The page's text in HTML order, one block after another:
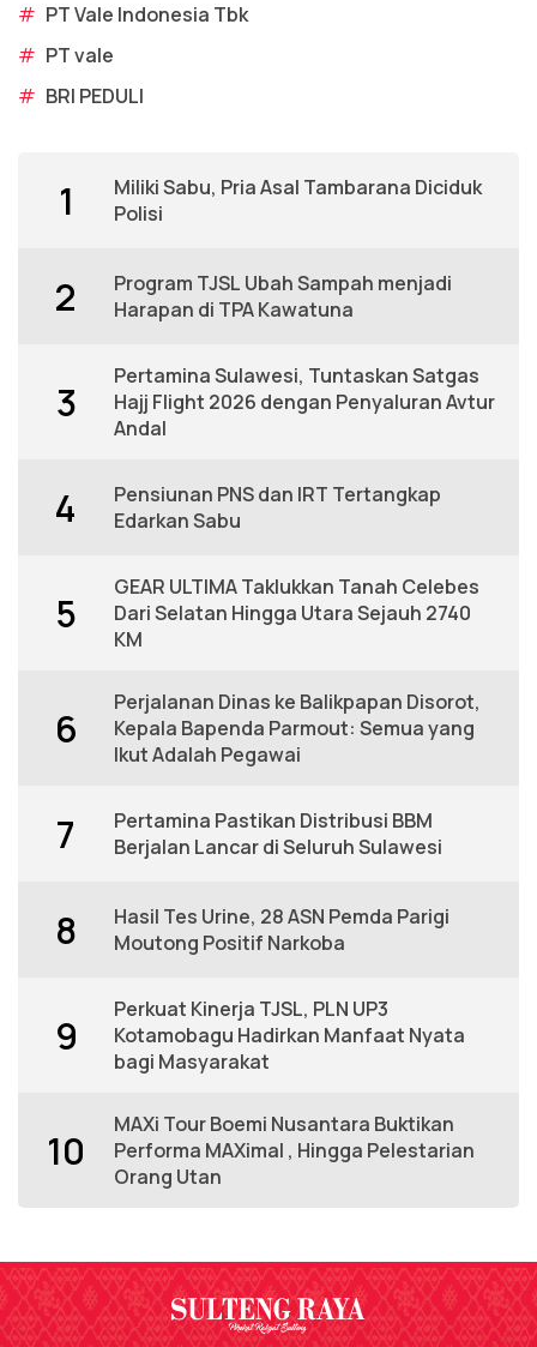
# PT Vale Indonesia Tbk
# PT vale
# BRI PEDULI
1
Miliki Sabu, Pria Asal Tambarana Diciduk
Polisi
2
Program TJSL Ubah Sampah menjadi
Harapan di TPA Kawatuna
3
Pertamina Sulawesi, Tuntaskan Satgas
Hajj Flight 2026 dengan Penyaluran Avtur
Andal
4
Pensiunan PNS dan IRT Tertangkap
Edarkan Sabu
5
GEAR ULTIMA Taklukkan Tanah Celebes
Dari Selatan Hingga Utara Sejauh 2740
KM
6
Perjalanan Dinas ke Balikpapan Disorot,
Kepala Bapenda Parmout: Semua yang
Ikut Adalah Pegawai
7
Pertamina Pastikan Distribusi BBM
Berjalan Lancar di Seluruh Sulawesi
8
Hasil Tes Urine, 28 ASN Pemda Parigi
Moutong Positif Narkoba
9
Perkuat Kinerja TJSL, PLN UP3
Kotamobagu Hadirkan Manfaat Nyata
bagi Masyarakat
10
MAXi Tour Boemi Nusantara Buktikan
Performa MAXimal , Hingga Pelestarian
Orang Utan